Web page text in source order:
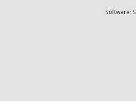
Software: